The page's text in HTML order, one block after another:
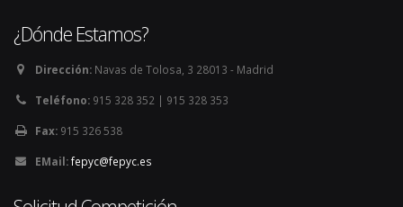
¿Dónde Estamos?
Dirección: Navas de Tolosa, 3 28013 - Madrid
Teléfono: 915 328 352 | 915 328 353
Fax: 915 326 538
EMail:fepyc@fepyc.es